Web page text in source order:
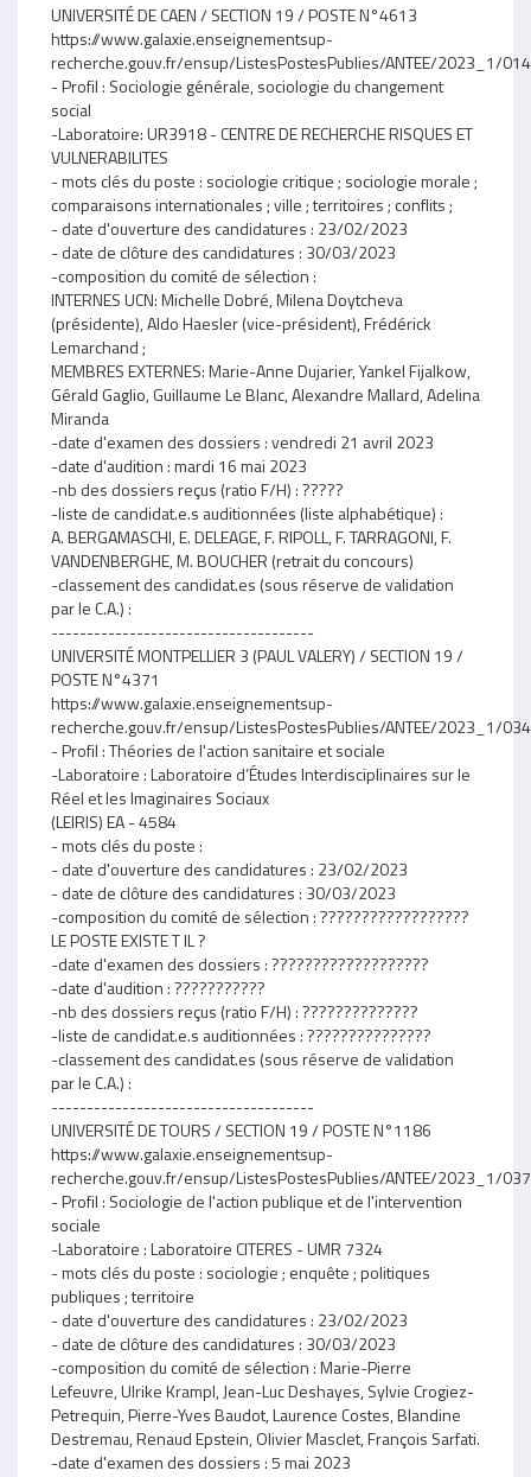
UNIVERSITÉ DE CAEN / SECTION 19 / POSTE N°4613
https://www.galaxie.enseignementsup-
recherche.gouv.fr/ensup/ListesPostesPublies/ANTEE/2023_1/
- Profil : Sociologie générale, sociologie du changement
social
-Laboratoire: UR3918 - CENTRE DE RECHERCHE RISQUES ET
VULNERABILITES
- mots clés du poste : sociologie critique ; sociologie morale ;
comparaisons internationales ; ville ; territoires ; conflits ;
- date d'ouverture des candidatures : 23/02/2023
- date de clôture des candidatures : 30/03/2023
-composition du comité de sélection :
INTERNES UCN: Michelle Dobré, Milena Doytcheva
(présidente), Aldo Haesler (vice-président), Frédérick
Lemarchand ;
MEMBRES EXTERNES: Marie-Anne Dujarier, Yankel Fijalkow,
Gérald Gaglio, Guillaume Le Blanc, Alexandre Mallard, Adelina
Miranda
-date d'examen des dossiers : vendredi 21 avril 2023
-date d'audition : mardi 16 mai 2023
-nb des dossiers reçus (ratio F/H) : ?????
-liste de candidat.e.s auditionnées (liste alphabétique) :
A. BERGAMASCHI, E. DELEAGE, F. RIPOLL, F. TARRAGONI, F.
VANDENBERGHE, M. BOUCHER (retrait du concours)
-classement des candidat.es (sous réserve de validation
par le C.A.) :
-------------------------------------
UNIVERSITÉ MONTPELLIER 3 (PAUL VALERY) / SECTION 19 /
POSTE N°4371
https://www.galaxie.enseignementsup-
recherche.gouv.fr/ensup/ListesPostesPublies/ANTEE/2023_1/
- Profil : Théories de l'action sanitaire et sociale
-Laboratoire : Laboratoire d’Études Interdisciplinaires sur le
Réel et les Imaginaires Sociaux
(LEIRIS) EA - 4584
- mots clés du poste :
- date d'ouverture des candidatures : 23/02/2023
- date de clôture des candidatures : 30/03/2023
-composition du comité de sélection : ??????????????????
LE POSTE EXISTE T IL ?
-date d'examen des dossiers : ???????????????????
-date d'audition : ???????????
-nb des dossiers reçus (ratio F/H) : ??????????????
-liste de candidat.e.s auditionnées : ???????????????
-classement des candidat.es (sous réserve de validation
par le C.A.) :
-------------------------------------
UNIVERSITÉ DE TOURS / SECTION 19 / POSTE N°1186
https://www.galaxie.enseignementsup-
recherche.gouv.fr/ensup/ListesPostesPublies/ANTEE/2023_1/
- Profil : Sociologie de l'action publique et de l'intervention
sociale
-Laboratoire : Laboratoire CITERES - UMR 7324
- mots clés du poste : sociologie ; enquête ; politiques
publiques ; territoire
- date d'ouverture des candidatures : 23/02/2023
- date de clôture des candidatures : 30/03/2023
-composition du comité de sélection : Marie-Pierre
Lefeuvre, Ulrike Krampl, Jean-Luc Deshayes, Sylvie Crogiez-
Petrequin, Pierre-Yves Baudot, Laurence Costes, Blandine
Destremau, Renaud Epstein, Olivier Masclet, François Sarfati.
-date d'examen des dossiers : 5 mai 2023